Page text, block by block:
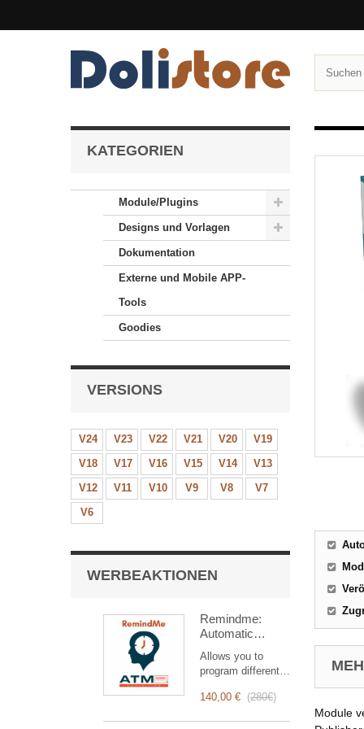
KATEGORIEN
Module/Plugins
Designs und Vorlagen
Dokumentation
Externe und Mobile APP-
Tools
Goodies
VERSIONS
V24 V23 V22 V21 V20
V19
V18
V17 V16 V15 V14
V13
V12
V11 V10 V9 V8
V7
V6
WERBEAKTIONEN
Remindme:
Automatic
event,
notification)
Allows you to
program different
based on a trigger.
140,00 € (280€)
Module